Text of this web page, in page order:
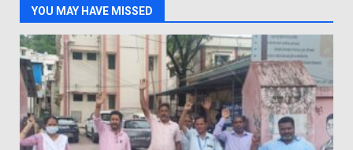
YOU MAY HAVE MISSED